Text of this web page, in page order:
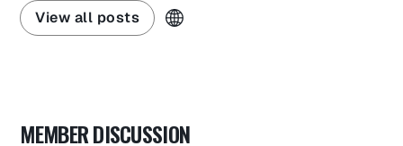
View all posts
MEMBER DISCUSSION